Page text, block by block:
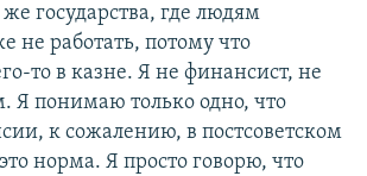
же государства, где людям
не работать, потому что
то в казне. Я не финансист, не
Я понимаю только одно, что
к сожалению, в постсоветском
это норма. Я просто говорю, что